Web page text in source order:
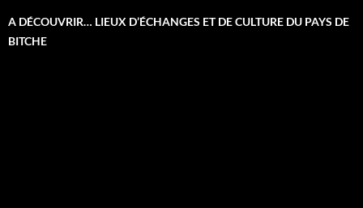
A DÉCOUVRIR… LIEUX D’ÉCHANGES ET DE CULTURE DU PAYS DE
BITCHE